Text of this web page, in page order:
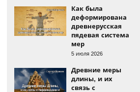
Как была
деформирована
древнерусская
пядевая система
мер
5 июля 2026
Древние меры
длины, и их
связь с